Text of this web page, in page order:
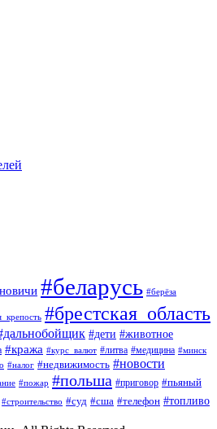
#беларусь #берёза
#брестская_область
#дети #животное
#кража #курс_валют #литва #медицина #минск
#налог #недвижимость #новости
#пожар #польша #приговор #пьяный
#строительство #суд #сша #телефон #топливо